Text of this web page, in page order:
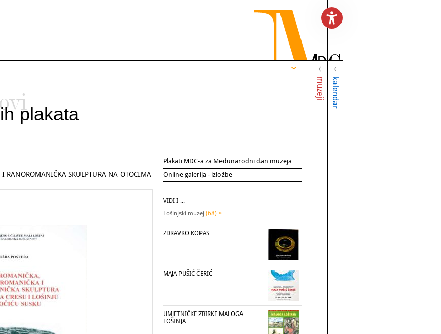
muzeji kalendar
plakata
Plakati MDC-a za Međunarodni dan muzeja
Online galerija - izložbe
RANOROMANIČKA SKULPTURA NA OTOCIMA
VIDI I ...
Lošinjski muzej (68) >
ZDRAVKO KOPAS
MAJA PUŠIĆ ČERIĆ
UMJETNIČKE ZBIRKE MALOGA
LOŠINJA